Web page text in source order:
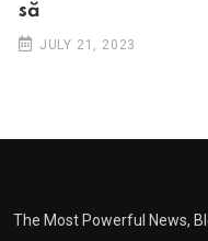
să
JULY 21, 2023
The Most Powerful News,